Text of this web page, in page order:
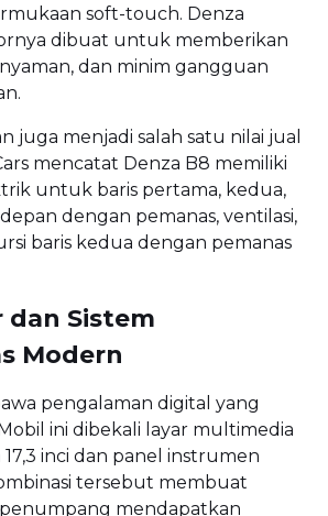
soft-touch. Denza
dibuat untuk memberikan
dan minim gangguan
juga menjadi salah satu nilai jual
mencatat Denza B8 memiliki
untuk baris pertama, kedua,
dengan pemanas, ventilasi,
baris kedua dengan pemanas
dan Sistem
Modern
pengalaman digital yang
ini dibekali layar multimedia
inci dan panel instrumen
tersebut membuat
mendapatkan